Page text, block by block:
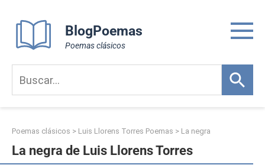
content
BlogPoemas
Poemas clásicos
Poemas clásicos > Luis Llorens Torres Poemas > La negra
La negra de Luis Llorens Torres